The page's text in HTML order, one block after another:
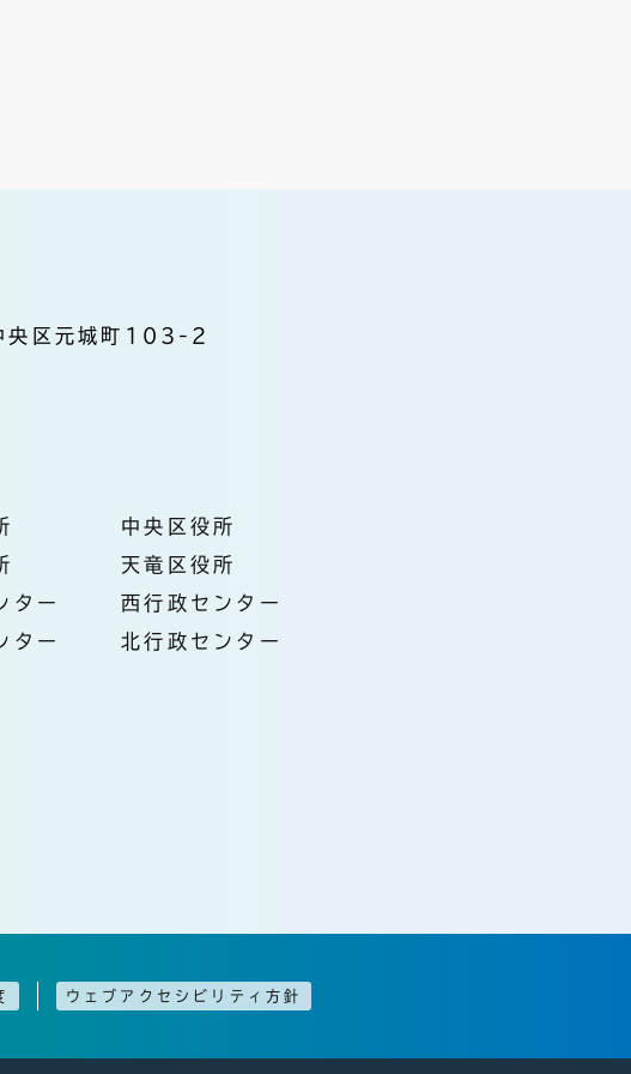
区元城町103-2
中央区役所
天竜区役所
ター
西行政センター
ター
北行政センター
ウェブアクセシビリティ方針